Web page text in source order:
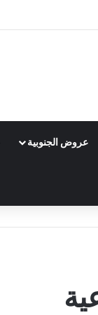
عروض الجنوبية